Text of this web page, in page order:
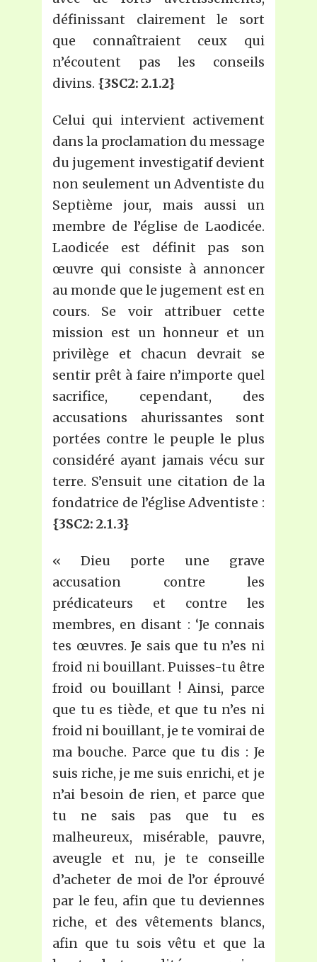
définissant clairement le sort
que connaîtraient ceux qui
n’écoutent pas les conseils
divins. {3SC2: 2.1.2}
Celui qui intervient activement
dans la proclamation du message
du jugement investigatif devient
non seulement un Adventiste du
Septième jour, mais aussi un
membre de l’église de Laodicée.
Laodicée est définit pas son
œuvre qui consiste à annoncer
au monde que le jugement est en
cours. Se voir attribuer cette
mission est un honneur et un
privilège et chacun devrait se
sentir prêt à faire n’importe quel
sacrifice, cependant, des
accusations ahurissantes sont
portées contre le peuple le plus
considéré ayant jamais vécu sur
terre. S’ensuit une citation de la
fondatrice de l’église Adventiste :
{3SC2: 2.1.3}
« Dieu porte une grave
accusation contre les
prédicateurs et contre les
membres, en disant : ‘Je connais
tes œuvres. Je sais que tu n’es ni
froid ni bouillant. Puisses-tu être
froid ou bouillant ! Ainsi, parce
que tu es tiède, et que tu n’es ni
froid ni bouillant, je te vomirai de
ma bouche. Parce que tu dis : Je
suis riche, je me suis enrichi, et je
n’ai besoin de rien, et parce que
tu ne sais pas que tu es
malheureux, misérable, pauvre,
aveugle et nu, je te conseille
d’acheter de moi de l’or éprouvé
par le feu, afin que tu deviennes
riche, et des vêtements blancs,
afin que tu sois vêtu et que la